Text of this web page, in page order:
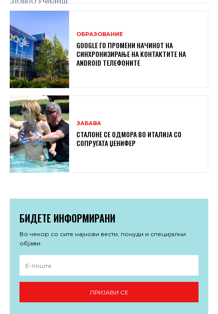
ОБРАЗОВАНИЕ
GOOGLE ГО ПРОМЕНИ НАЧИНОТ НА
СИНХРОНИЗИРАЊЕ НА КОНТАКТИТЕ НА
ANDROID ТЕЛЕФОНИТЕ
ЗАБАВА
СТАЛОНЕ СЕ ОДМОРА ВО ИТАЛИЈА СО
СОПРУГАТА ЏЕНИФЕР
БИДЕТЕ ИНФОРМИРАНИ
Во чекор со сите најнови вести, понуди и специјални
објави.
ПРИЈАВИ СЕ